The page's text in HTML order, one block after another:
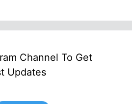
Channel To Get
Updates